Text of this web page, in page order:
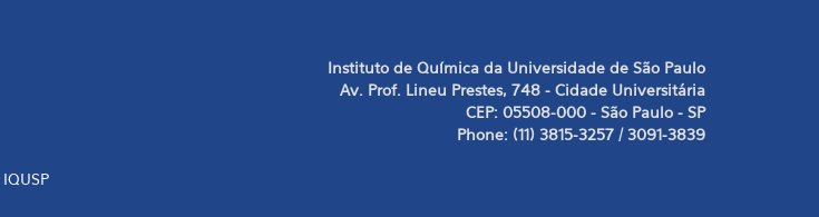
Instituto de Química da Universidade de São Paulo
Av. Prof. Lineu Prestes, 748 - Cidade Universitária
CEP: 05508-000 - São Paulo - SP
Phone: (11) 3815-3257 / 3091-3839
IQUSP